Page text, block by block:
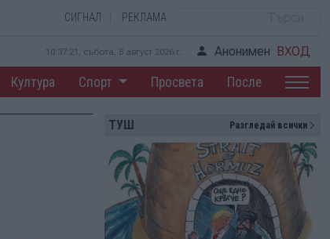
СИГНАЛ РЕКЛАМА
10:37:21, събота, 8 август 2026 г. Анонимен ВХОД
Култура Спорт Просвета После
ТУШ Разгледай всички